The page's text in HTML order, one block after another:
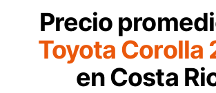
Precio
Toyota Corolla
en Costa